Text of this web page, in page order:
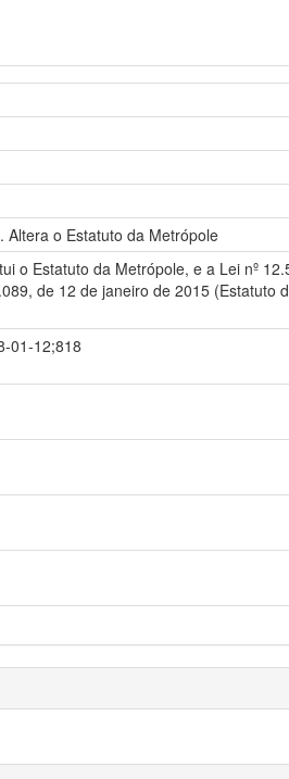
Altera o Estatuto da Metrópole
o Estatuto da Metrópole, e a Lei nº
de 12 de janeiro de 2015
01-12;818